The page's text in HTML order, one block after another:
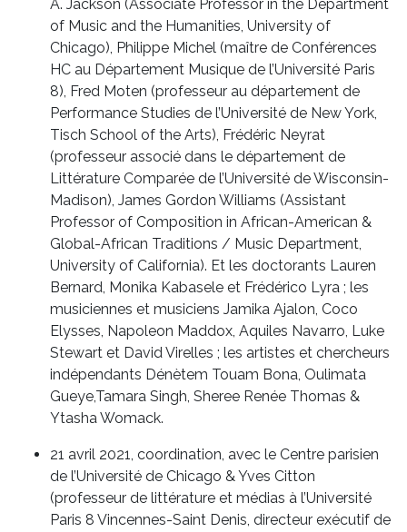
A. Jackson (Associate Professor in the Department
of Music and the Humanities, University of
Chicago), Philippe Michel (maître de Conférences
HC au Département Musique de l’Université Paris
8), Fred Moten (professeur au département de
Performance Studies de l’Université de New York,
Tisch School of the Arts), Frédéric Neyrat
(professeur associé dans le département de
Littérature Comparée de l’Université de Wisconsin-
Madison), James Gordon Williams (Assistant
Professor of Composition in African-American &
Global-African Traditions / Music Department,
University of California). Et les doctorants Lauren
Bernard, Monika Kabasele et Frédérico Lyra ; les
musiciennes et musiciens Jamika Ajalon, Coco
Elysses, Napoleon Maddox, Aquiles Navarro, Luke
Stewart et David Virelles ; les artistes et chercheurs
indépendants Dénètem Touam Bona, Oulimata
Gueye,Tamara Singh, Sheree Renée Thomas &
Ytasha Womack.
21 avril 2021, coordination, avec le Centre parisien
de l’Université de Chicago & Yves Citton
(professeur de littérature et médias à l’Université
Paris 8 Vincennes-Saint Denis, directeur exécutif de